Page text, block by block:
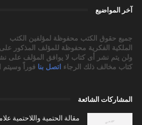
آخر المواضيع
جميع حقوق الكتب محفوظة لمؤلفين الكتب
الملكية الفكرية محفوظة للمؤلف المذكور
ولن يتم نشر أى كتاب لا يوافق المؤلف على
كتاب مخالف ذلك الرجاء اتصل بنا فوراً وسيتم
المشاركات الشائعة
مقالة الحتمية واللاحتمية